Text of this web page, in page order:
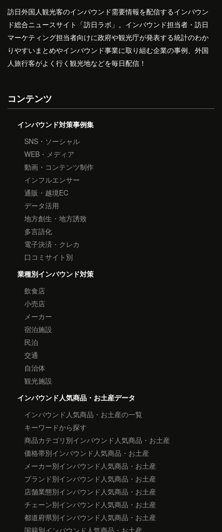
訪日外国人観光客のインバウンド需要情報を配信するインバウン
ド総合ニュースサイト「訪日ラボ」。インバウンド担当者・訪日
マーケティング担当者向けに政府や観光庁が発表する統計のわか
りやすいまとめやインバウンド事業に取り組む企業の事例、外国
人旅行客がよく行く観光地などを毎日配信！
コンテンツ
インバウンド対策事例集
SNS・ソーシャル
WEB・メディア
動画・コンテンツ制作
インフルエンサー
通販・越境EC
データ活用
地方創生・地方誘致
多言語化
電子決済・クレカ
口コミサイト別
業種別インバウンド対策
飲食店
小売店
メーカー
宿泊施設
民泊
交通
自治体
観光施設
インバウンド人気商品・お土産データ
インバウンド人気商品・お土産の一覧
キーワードから探す
商品カテゴリ別インバウンド人気商品・お土産
価格帯別インバウンド人気商品・お土産
メーカー別インバウンド人気商品・お土産
ブランド別インバウンド人気商品・お土産
店舗業態別インバウンド人気商品・お土産
チェーン別インバウンド人気商品・お土産
都道府県別インバウンド人気商品・お土産
国籍別インバウンド人気商品・お土産